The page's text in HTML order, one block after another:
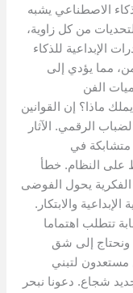
الاصطناعي يشبه
من كل زاوية،
الإبداعية للذكاء
مما يؤدي إلى
الفن
ماذا؟ إن القوانين
الرقمي. الآثار
متشابكة في
على النظام. خطأ
الفكرية يحول الفوضى
والابتكار.
تتطلب اهتماما
ونحتاج إلى شق
مستعدون لتبني
شجاع. دعونا نبحر